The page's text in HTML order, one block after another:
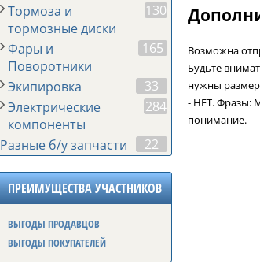
Тормоза и
тормозные диски
130
Фары и
Поворотники
165
Экипировка
33
Электрические
компоненты
284
Разные б/у запчасти 22
ПРЕИМУЩЕСТВА УЧАСТНИКОВ
ВЫГОДЫ ПРОДАВЦОВ
ВЫГОДЫ ПОКУПАТЕЛЕЙ
Возможна
Будьте
нужны
- НЕТ. Фразы:
понимание.